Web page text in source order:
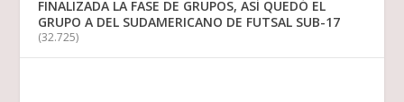
FINALIZADA LA FASE DE GRUPOS, ASÍ QUEDÓ EL
GRUPO A DEL SUDAMERICANO DE FUTSAL SUB-17
(32.725)